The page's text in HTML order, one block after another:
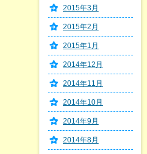
2015年3月
2015年2月
2015年1月
2014年12月
2014年11月
2014年10月
2014年9月
2014年8月